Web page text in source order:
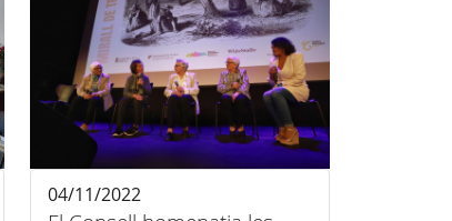
04/11/2022